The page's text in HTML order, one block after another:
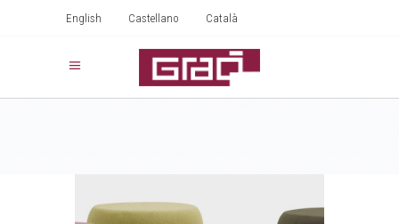
English Castellano Català